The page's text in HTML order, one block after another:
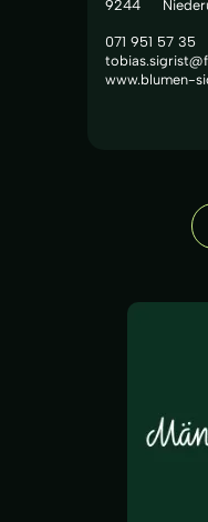
9244
071 951 57 35
www.blumen-